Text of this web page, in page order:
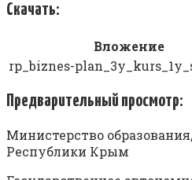
Скачать:
Вложение
rp_biznes-
Предварительный просмотр:
Министерство
Республики Крым